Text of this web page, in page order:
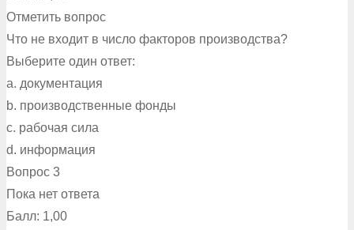
Отметить вопрос
Что не входит в число факторов производства?
Выберите один ответ:
a. документация
b. производственные фонды
c. рабочая сила
d. информация
Вопрос 3
Пока нет ответа
Балл: 1,00